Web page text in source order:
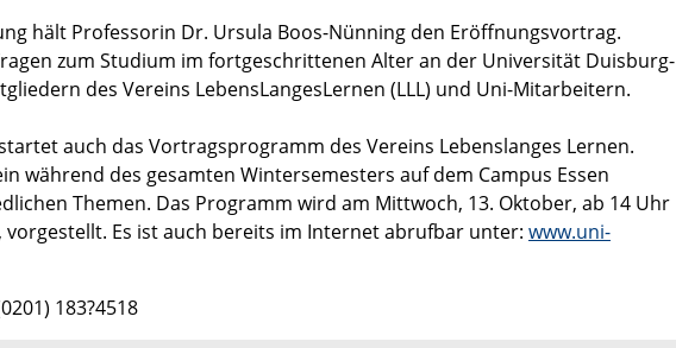
hält Professorin Dr. Ursula Boos-Nünning den Eröffnungsvortrag.
zum Studium im fortgeschrittenen Alter an der Universität Duisburg-
des Vereins LebensLangesLernen (LLL) und Uni-Mitarbeitern.
auch das Vortragsprogramm des Vereins Lebenslanges Lernen.
während des gesamten Wintersemesters auf dem Campus Essen
Themen. Das Programm wird am Mittwoch, 13. Oktober, ab 14 Uhr
vorgestellt. Es ist auch bereits im Internet abrufbar unter: www.uni-
183?4518